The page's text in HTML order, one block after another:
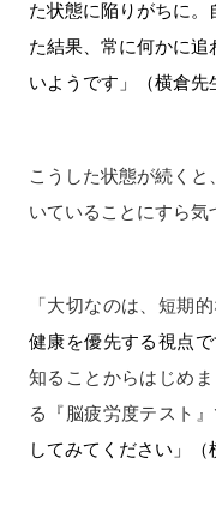
た状態に陥りがちに。
た結果、常に何かに
いようです」（横倉先
こうした状態が続く
いていることにすら気
「 大切なのは、短期
健康を優先する視点で
知ることからはじめ
る『脳疲労度テスト
してみてください」